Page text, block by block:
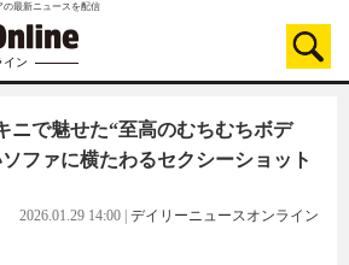
の最新ニュースを配信
イン
ニで魅せた“至高のむちむちボデ
ファに横たわるセクシーショット
2026.01.29 14:00 デイリーニュースオンライン